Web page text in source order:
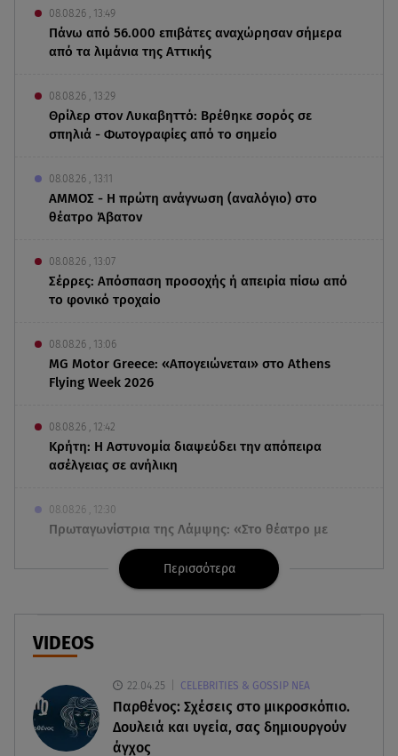
08.08.26 , 13:49
Πάνω από 56.000 επιβάτες αναχώρησαν σήμερα
από τα λιμάνια της Αττικής
08.08.26 , 13:29
Θρίλερ στον Λυκαβηττό: Βρέθηκε σορός σε
σπηλιά - Φωτογραφίες από το σημείο
08.08.26 , 13:11
ΑΜΜΟΣ - Η πρώτη ανάγνωση (αναλόγιο) στο
θέατρο Άβατον
08.08.26 , 13:07
Σέρρες: Απόσπαση προσοχής ή απειρία πίσω από
το φονικό τροχαίο
08.08.26 , 13:06
MG Motor Greece: «Απογειώνεται» στο Athens
Flying Week 2026
08.08.26 , 12:42
Κρήτη: Η Αστυνομία διαψεύδει την απόπειρα
ασέλγειας σε ανήλικη
08.08.26 , 12:30
Πρωταγωνίστρια της Λάμψης: «Στο θέατρο με
σνόμπαραν πάρα πολύ»
Κυψέλη: «Ο 26χρονος είχε γυρίσει την πλάτη του
Μπορείς να τρως καθημερινά αβοκάντο, σκέψου
την καρδιά και το βάρος σου
Περισσότερα
VIDEOS
22.04.25 CELEBRITIES & GOSSIP ΝΕΑ
Παρθένος: Σχέσεις στο μικροσκόπιο.
Δουλειά και υγεία, σας δημιουργούν
άγχος